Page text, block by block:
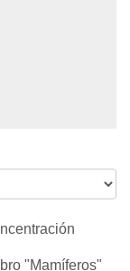
"Mamíferos"